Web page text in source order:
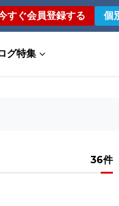
すぐ会員登録する 個
グ特集
36件